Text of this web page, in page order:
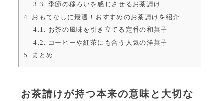
3.3. 季節の移ろいを感じさせるお茶請け
4. おもてなしに最適！おすすめのお茶請けを紹介
4.1. お茶の風味を引き立てる定番の和菓子
4.2. コーヒーや紅茶にも合う人気の洋菓子
5. まとめ
お茶請けが持つ本来の意味と大切な